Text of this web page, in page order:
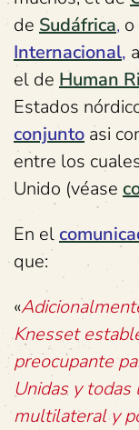
de Sudáfrica,
Internacional,
el de Human
Estados
conjunto asi
entre los
Unido (véase
En el
que:
«
Knesset
preocupante
Unidas y
multilateral y